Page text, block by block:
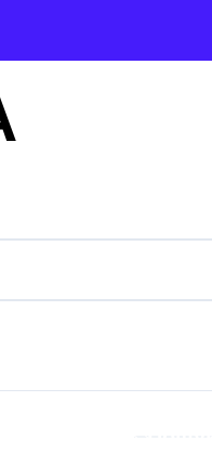
кількість
контракти на